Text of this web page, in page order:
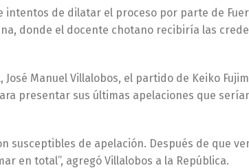
de dilatar el proceso por parte de
donde el docente chotano recibiría las
Manuel Villalobos, el partido de Keiko
presentar sus últimas apelaciones que
susceptibles de apelación. Después de que
en total”, agregó Villalobos a la República.